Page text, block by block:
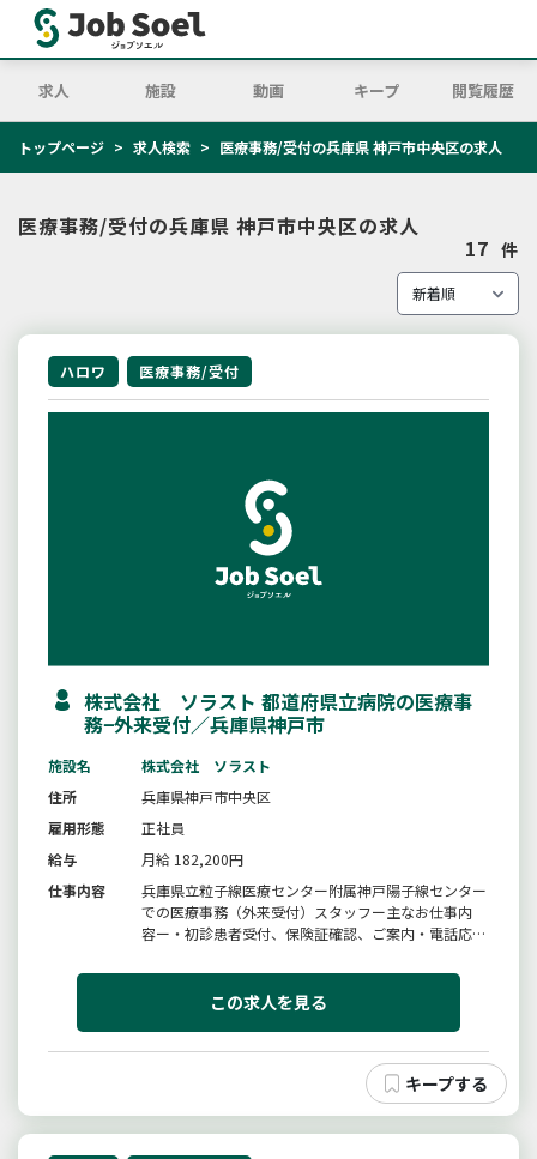
求人 施設 動画 キープ 閲覧履歴
トップページ 求人検索 医療事務/受付の兵庫県 神戸市中央区の求人
医療事務/受付の兵庫県 神戸市中央区の求人
17 件
ハロワ 医療事務/受付
株式会社 ソラスト 都道府県立病院の医療事
務−外来受付／兵庫県神戸市
施設名
株式会社 ソラスト
住所
兵庫県神戸市中央区
雇用形態
正社員
給与
月給 182,200円
仕事内容
兵庫県立粒子線医療センター附属神戸陽子線センター
での医療事務（外来受付）スタッフー主なお仕事内
容ー・初診患者受付、保険証確認、ご案内・電話応
査案内など＊変更範囲：変更なし
この求人を見る